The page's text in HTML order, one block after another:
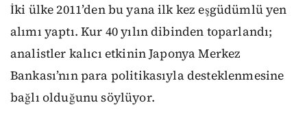
İki ülke 2011’den bu yana ilk kez eşgüdümlü yen
alımı yaptı. Kur 40 yılın dibinden toparlandı;
analistler kalıcı etkinin Japonya Merkez
Bankası’nın para politikasıyla desteklenmesine
bağlı olduğunu söylüyor.